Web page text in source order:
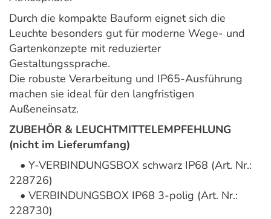
Durch die kompakte Bauform eignet sich die
Leuchte besonders gut für moderne Wege- und
Gartenkonzepte mit reduzierter
Gestaltungssprache.
Die robuste Verarbeitung und IP65-Ausführung
machen sie ideal für den langfristigen
Außeneinsatz.
ZUBEHÖR & LEUCHTMITTELEMPFEHLUNG
(nicht im Lieferumfang)
• Y-VERBINDUNGSBOX schwarz IP68 (Art. Nr.:
228726)
• VERBINDUNGSBOX IP68 3-polig (Art. Nr.:
228730)